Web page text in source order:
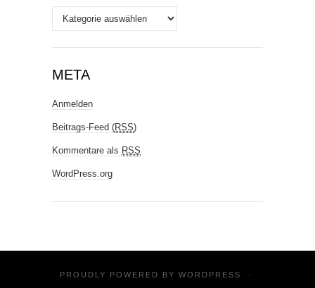
Stichworte
META
Anmelden
Beitrags-Feed (RSS)
Kommentare als RSS
WordPress.org
PROUDLY POWERED BY WORDPRESS
·